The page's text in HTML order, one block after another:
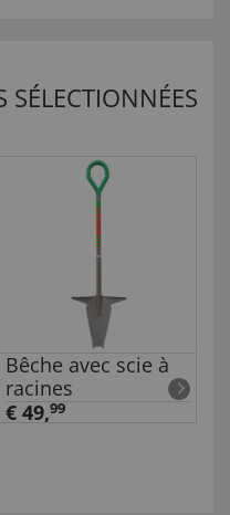
Bêche avec scie à
racines
€ 49,99